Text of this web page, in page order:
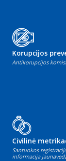
Korupcijos
Antikorupcijos
Civilinė
Santuokos
informacija